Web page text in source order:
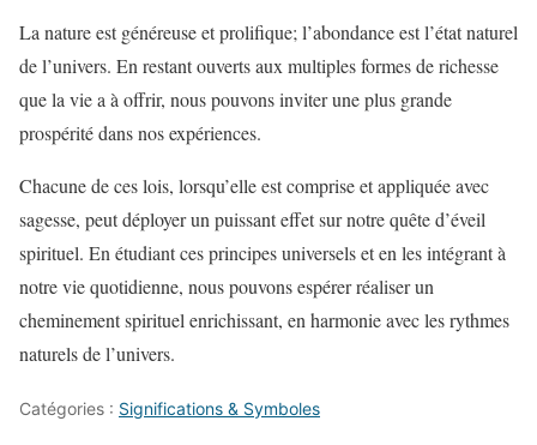
La nature est généreuse et prolifique; l’abondance est l’état naturel
de l’univers. En restant ouverts aux multiples formes de richesse
que la vie a à offrir, nous pouvons inviter une plus grande
prospérité dans nos expériences.
Chacune de ces lois, lorsqu’elle est comprise et appliquée avec
sagesse, peut déployer un puissant effet sur notre quête d’éveil
spirituel. En étudiant ces principes universels et en les intégrant à
notre vie quotidienne, nous pouvons espérer réaliser un
cheminement spirituel enrichissant, en harmonie avec les rythmes
naturels de l’univers.
Catégories : Significations & Symboles